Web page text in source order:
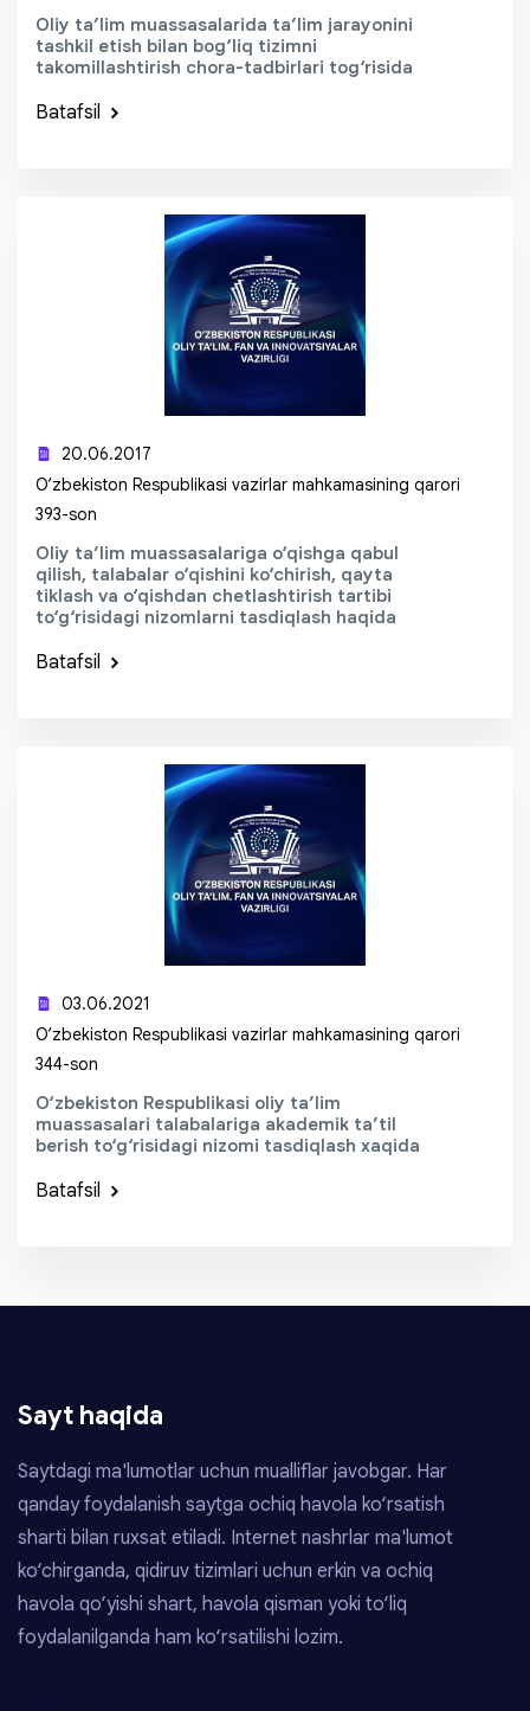
Oliy ta’lim muassasalarida ta’lim jarayonini
tashkil etish bilan bog‘liq tizimni
takomillashtirish chora-tadbirlari tog‘risida
Batafsil
20.06.2017
O‘zbekiston Respublikasi vazirlar mahkamasining qarori
393-son
Oliy ta’lim muassasalariga o‘qishga qabul
qilish, talabalar o‘qishini ko‘chirish, qayta
tiklash va o‘qishdan chetlashtirish tartibi
to‘g‘risidagi nizomlarni tasdiqlash haqida
Batafsil
03.06.2021
O‘zbekiston Respublikasi vazirlar mahkamasining qarori
344-son
O‘zbekiston Respublikasi oliy ta’lim
muassasalari talabalariga akademik ta’til
berish to‘g‘risidagi nizomi tasdiqlash xaqida
Batafsil
Sayt haqida
Saytdagi ma'lumotlar uchun mualliflar javobgar. Har
qanday foydalanish saytga ochiq havola ko‘rsatish
sharti bilan ruxsat etiladi. Internet nashrlar ma'lumot
ko‘chirganda, qidiruv tizimlari uchun erkin va ochiq
havola qo‘yishi shart, havola qisman yoki to‘liq
foydalanilganda ham ko‘rsatilishi lozim.